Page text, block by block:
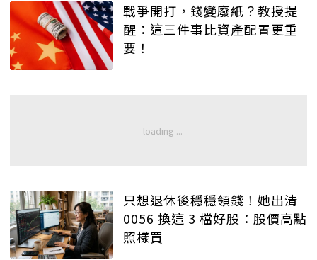
戰爭開打，錢變廢紙？教授提
醒：這三件事比資產配置更重
要！
只想退休後穩穩領錢！她出清
0056 換這 3 檔好股：股價高點
照樣買